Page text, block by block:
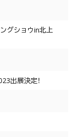
グショウin北上
出展決定！